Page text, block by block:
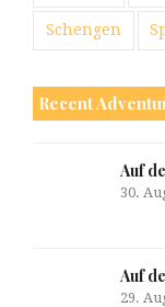
Schengen
Recent
Auf
30.
Auf
29.